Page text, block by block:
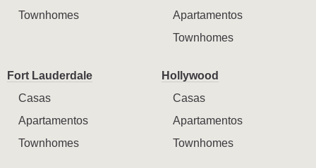
Townhomes
Apartamentos
Townhomes
Fort Lauderdale
Casas
Apartamentos
Townhomes
Hollywood
Casas
Apartamentos
Townhomes